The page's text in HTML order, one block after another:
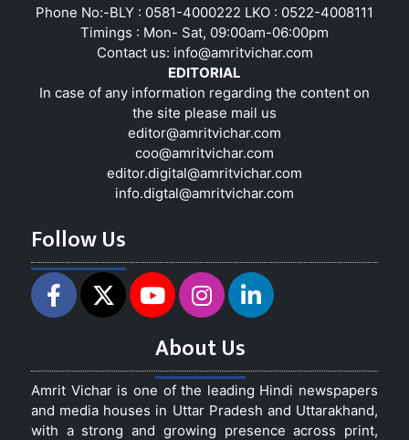
Phone No:-BLY : 0581-4000222 LKO : 0522-4008111
Timings : Mon- Sat, 09:00am-06:00pm
Contact us: info@amritvichar.com
EDITORIAL
In case of any information regarding the content on
the site please mail us
editor@amritvichar.com
coo@amritvichar.com
editor.digital@amritvichar.com
info.digtal@amritvichar.com
Follow Us
About Us
Amrit Vichar is one of the leading Hindi newspapers
and media houses in Uttar Pradesh and Uttarakhand,
with a strong and growing presence across print,